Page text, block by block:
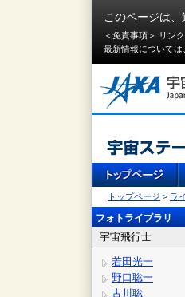
このページは
＜免責事項＞ リン
最新情報については
トップページ > ラ
フォトライブラリ
宇宙飛行士
若田光一
野口聡一
古川聡